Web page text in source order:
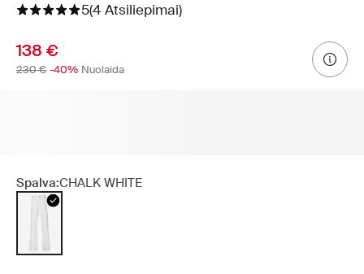
5(4 Atsiliepimai)
138 €
230 € -40% Nuolaida
Spalva:CHALK WHITE